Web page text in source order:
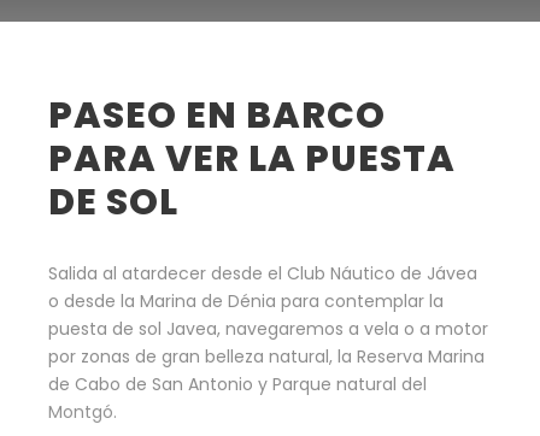
PASEO EN BARCO
PARA VER LA PUESTA
DE SOL
Salida al atardecer desde el Club Náutico de Jávea
o desde la Marina de Dénia para contemplar la
puesta de sol Javea, navegaremos a vela o a motor
por zonas de gran belleza natural, la Reserva Marina
de Cabo de San Antonio y Parque natural del
Montgó.